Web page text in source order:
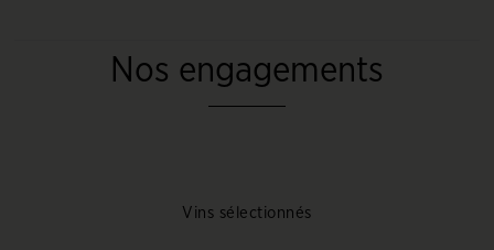
Nos engagements
Vins sélectionnés